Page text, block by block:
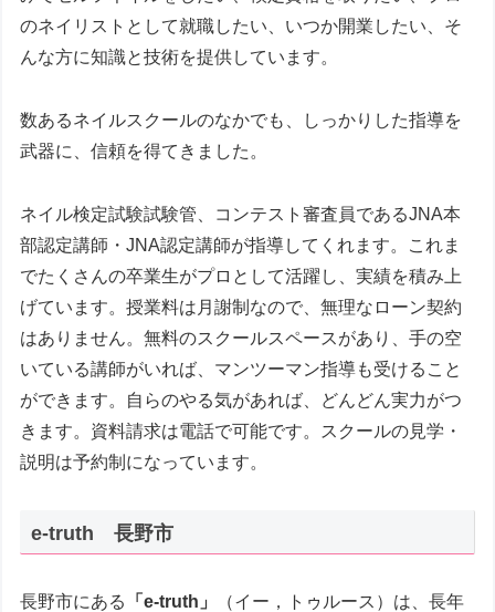
のネイリストとして就職したい、いつか開業したい、そ
んな方に知識と技術を提供しています。
数あるネイルスクールのなかでも、しっかりした指導を
武器に、信頼を得てきました。
ネイル検定試験試験管、コンテスト審査員であるJNA本
部認定講師・JNA認定講師が指導してくれます。これま
でたくさんの卒業生がプロとして活躍し、実績を積み上
げています。授業料は月謝制なので、無理なローン契約
はありません。無料のスクールスペースがあり、手の空
いている講師がいれば、マンツーマン指導も受けること
ができます。自らのやる気があれば、どんどん実力がつ
きます。資料請求は電話で可能です。スクールの見学・
説明は予約制になっています。
e-truth 長野市
長野市にある 「e-truth」
（イー，トゥルース）は、長年